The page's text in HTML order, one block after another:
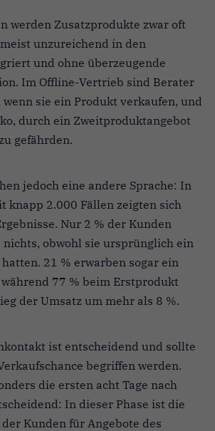
werden Zusatzprodukte zwar oft
unzureichend in den
und ohne überzeugende
Im Offline-Vertrieb sind Berater
sie ein Produkt verkaufen, und
durch ein Zweitproduktangebot
gefährden.
jedoch eine andere Sprache: In
knapp 2.000 Fällen zeigten sich
Nur 2 % der Kunden
nichts, obwohl sie ursprünglich ein
21 % erwarben sogar ein
77 % beim Erstprodukt
der Umsatz um mehr als 8 %.
ist entscheidend und sollte
begriffen werden.
die ersten acht Tage nach
In dieser Phase ist die
Kunden für Angebote des